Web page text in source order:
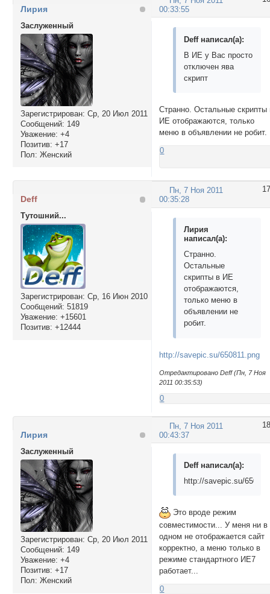
          </ul>
<li><a
              <ul>
</
            </li>
</
            </li>
              <ul>
</
              <ul>
</
            </li>
              <ul>
</
            </li>
              <ul>
#nav li:hover
00:33:55
Лирия
Заслуженный
Зарегистрирован: Ср, 20 Июл 2011
Сообщений: 149
Уважение: +4
Позитив: +17
Пол: Женский
Deff написал(а):
В ИЕ у Вас просто
отключен ява
скрипт
Странно. Остальные скрипты
ИЕ отображаются, только
меню в объявлении не робит.
0
17
Пн, 7 Ноя 2011
00:35:28
Deff
Тутошний...
Зарегистрирован: Ср, 16 Июн 2010
Сообщений: 51819
Уважение: +15601
Позитив: +12444
Лирия
написал(а):
Странно.
Остальные
скрипты в ИЕ
отображаются,
только меню в
объявлении не
робит.
http://savepic.su/650811.png
Отредактировано Deff (Пн, 7 Ноя
2011 00:35:53)
0
18
Пн, 7 Ноя 2011
00:43:37
Лирия
Заслуженный
Зарегистрирован: Ср, 20 Июл 2011
Сообщений: 149
Уважение: +4
Позитив: +17
Пол: Женский
Deff написал(а):
http://savepic.su/
Это вроде режим
совместимости... У меня ни в
одном не отображается сайт
корректно, а меню только в
режиме стандартного ИЕ7
работает...
0